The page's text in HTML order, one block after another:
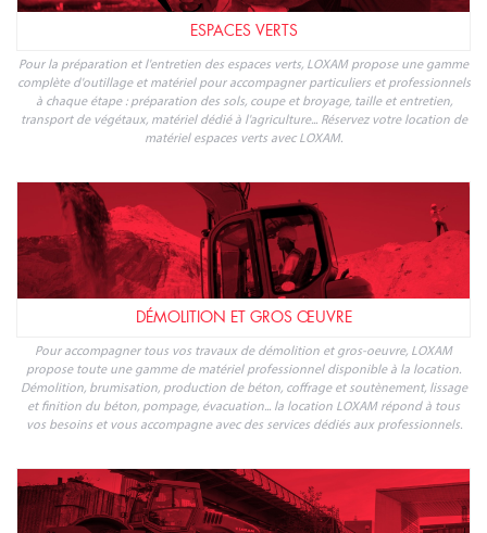
ESPACES VERTS
Pour la préparation et l'entretien des espaces verts, LOXAM propose une gamme
complète d'outillage et matériel pour accompagner particuliers et professionnels
à chaque étape : préparation des sols, coupe et broyage, taille et entretien,
transport de végétaux, matériel dédié à l'agriculture... Réservez votre location de
matériel espaces verts avec LOXAM.
DÉMOLITION ET GROS ŒUVRE
Pour accompagner tous vos travaux de démolition et gros-oeuvre, LOXAM
propose toute une gamme de matériel professionnel disponible à la location.
Démolition, brumisation, production de béton, coffrage et soutènement, lissage
et finition du béton, pompage, évacuation... la location LOXAM répond à tous
vos besoins et vous accompagne avec des services dédiés aux professionnels.